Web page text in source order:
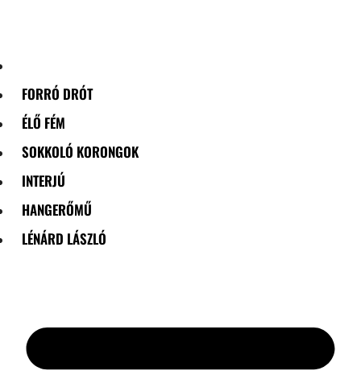
FORRÓ DRÓT
ÉLŐ FÉM
SOKKOLÓ KORONGOK
INTERJÚ
HANGERŐMŰ
LÉNÁRD LÁSZLÓ